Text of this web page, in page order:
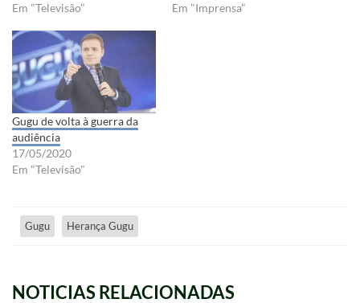
Em "Televisão"
Em "Imprensa"
Gugu de volta à guerra da
audiência
17/05/2020
Em "Televisão"
Gugu Herança Gugu
NOTICIAS RELACIONADAS